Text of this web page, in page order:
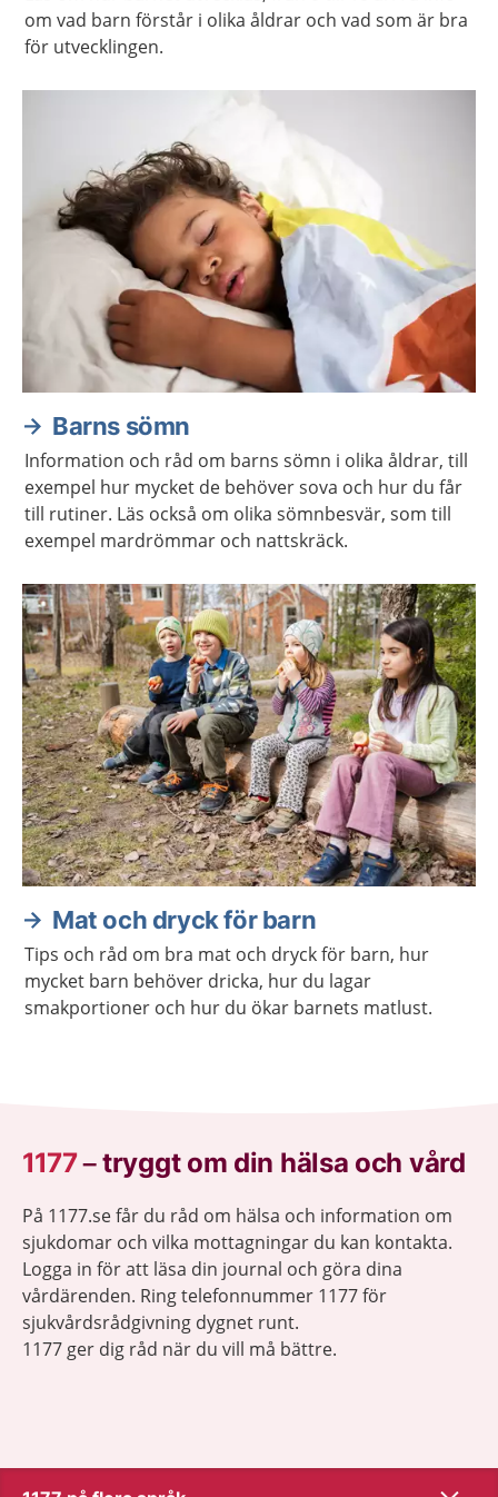
om vad barn förstår i olika åldrar och vad som är bra
för utvecklingen.
Barns sömn
Information och råd om barns sömn i olika åldrar, till
exempel hur mycket de behöver sova och hur du får
till rutiner. Läs också om olika sömnbesvär, som till
exempel mardrömmar och nattskräck.
Mat och dryck för barn
Tips och råd om bra mat och dryck för barn, hur
mycket barn behöver dricka, hur du lagar
smakportioner och hur du ökar barnets matlust.
1177–tryggt om din hälsa och vård
På 1177.se får du råd om hälsa och information om
sjukdomar och vilka mottagningar du kan kontakta.
Logga in för att läsa din journal och göra dina
vårdärenden. Ring telefonnummer 1177 för
sjukvårdsrådgivning dygnet runt.
1177 ger dig råd när du vill må bättre.
Visa